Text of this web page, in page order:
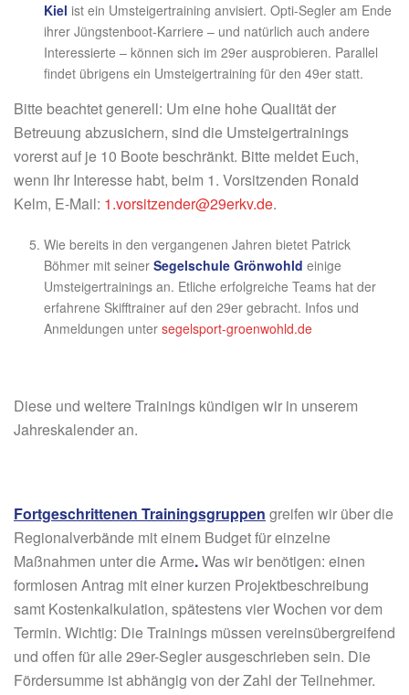
Kiel ist ein Umsteigertraining anvisiert. Opti-Segler am Ende
ihrer Jüngstenboot-Karriere – und natürlich auch andere
Interessierte – können sich im 29er ausprobieren. Parallel
findet übrigens ein Umsteigertraining für den 49er statt.
Bitte beachtet generell: Um eine hohe Qualität der
Betreuung abzusichern, sind die Umsteigertrainings
vorerst auf je 10 Boote beschränkt. Bitte meldet Euch,
wenn Ihr Interesse habt, beim 1. Vorsitzenden Ronald
Kelm, E-Mail: 1.vorsitzender@29erkv.de.
Wie bereits in den vergangenen Jahren bietet Patrick
Böhmer mit seiner Segelschule Grönwohld einige
Umsteigertrainings an. Etliche erfolgreiche Teams hat der
erfahrene Skifftrainer auf den 29er gebracht. Infos und
Anmeldungen unter segelsport-groenwohld.de
Diese und weitere Trainings kündigen wir in unserem
Jahreskalender an.
Fortgeschrittenen Trainingsgruppen greifen wir über die
Regionalverbände mit einem Budget für einzelne
Maßnahmen unter die Arme.Was wir benötigen: einen
formlosen Antrag mit einer kurzen Projektbeschreibung
samt Kostenkalkulation, spätestens vier Wochen vor dem
Termin. Wichtig: Die Trainings müssen vereinsübergreifend
und offen für alle 29er-Segler ausgeschrieben sein. Die
Fördersumme ist abhängig von der Zahl der Teilnehmer.